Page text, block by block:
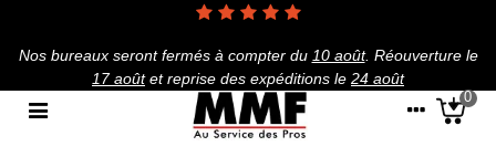
Nos bureaux seront fermés à compter du 10 août. Réouverture le
17 aoûtet reprise des expéditions le 24 août
0